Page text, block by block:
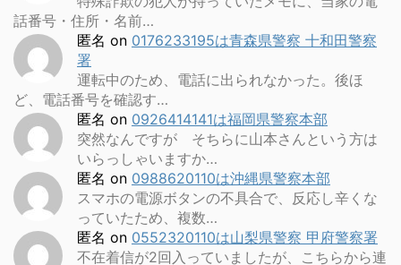
話番号・住所・名前…
匿名 on 0176233195は青森県警察 十和田警察
署
運転中のため、電話に出られなかった。後ほ
ど、電話番号を確認す…
匿名 on 0926414141は福岡県警察本部
突然なんですが そちらに山本さんという方は
いらっしゃいますか…
匿名 on 0988620110は沖縄県警察本部
スマホの電源ボタンの不具合で、反応し辛くな
っていたため、複数…
匿名 on 0552320110は山梨県警察 甲府警察署
不在着信が2回入っていましたが、こちらから連